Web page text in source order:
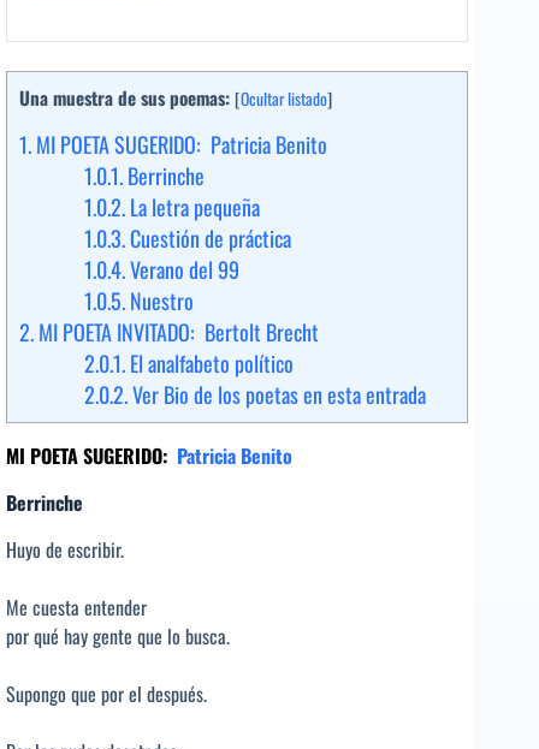
Una muestra de sus poemas: [Ocultar listado]
1.MI POETA SUGERIDO: Patricia Benito
1.0.1.Berrinche
1.0.2.La letra pequeña
1.0.3.Cuestión de práctica
1.0.4.Verano del 99
1.0.5.Nuestro
2.MI POETA INVITADO: Bertolt Brecht
2.0.1.El analfabeto político
2.0.2.Ver Bio de los poetas en esta entrada
MI POETA SUGERIDO: Patricia Benito
Berrinche
Huyo de escribir.
Me cuesta entender
por qué hay gente que lo busca.
Supongo que por el después.